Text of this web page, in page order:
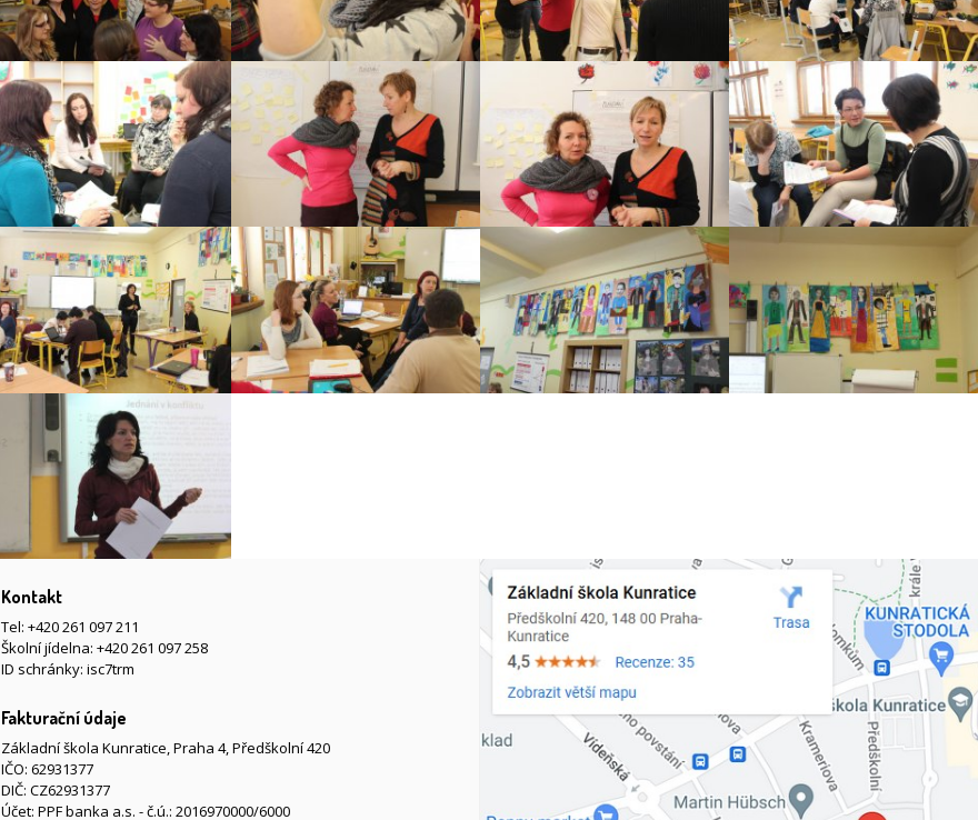
Kontakt
Tel: +420 261 097 211
Školní jídelna: +420 261 097 258
ID schránky: isc7trm
Fakturační údaje
Základní škola Kunratice, Praha 4, Předškolní 420
IČO: 62931377
DIČ: CZ62931377
Účet: PPF banka a.s. - č.ú.: 2016970000/6000